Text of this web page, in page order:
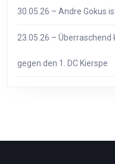
30.05.26 – Andre Gokus
23.05.26 –
gegen den 1. DC Kierspe